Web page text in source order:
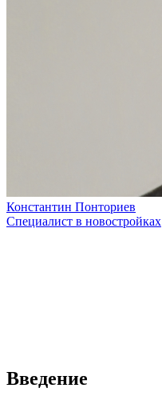
Константин Понториев
Специалист в новостройках
Введение